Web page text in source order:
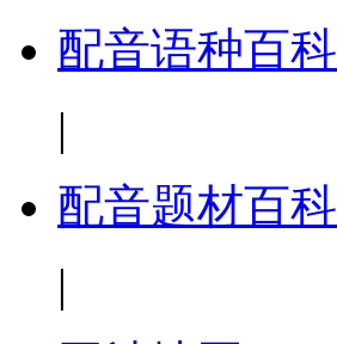
配音语种百科
|
配音题材百科
|